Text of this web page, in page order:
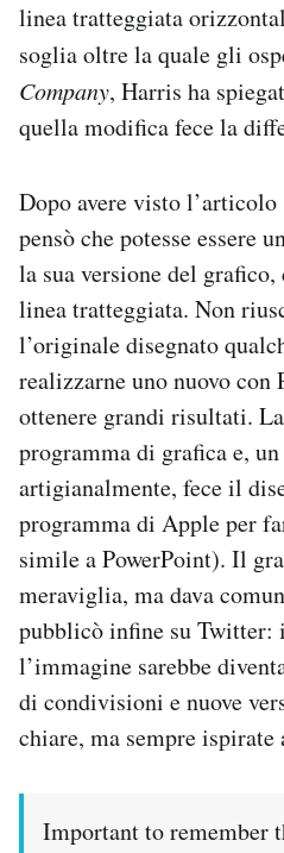
linea tratteggiata
soglia oltre la quale gli
Company, Harris ha
quella modifica fece la
Dopo avere visto l’articolo
pensò che potesse essere
la sua versione del
linea tratteggiata. Non
l’originale disegnato
realizzarne uno nuovo con
ottenere grandi risultati.
programma di grafica e,
artigianalmente, fece il
programma di Apple per
simile a PowerPoint). Il
meraviglia, ma dava
pubblicò infine su Twitter:
l’immagine sarebbe
di condivisioni e nuove
chiare, ma sempre
Important to remember